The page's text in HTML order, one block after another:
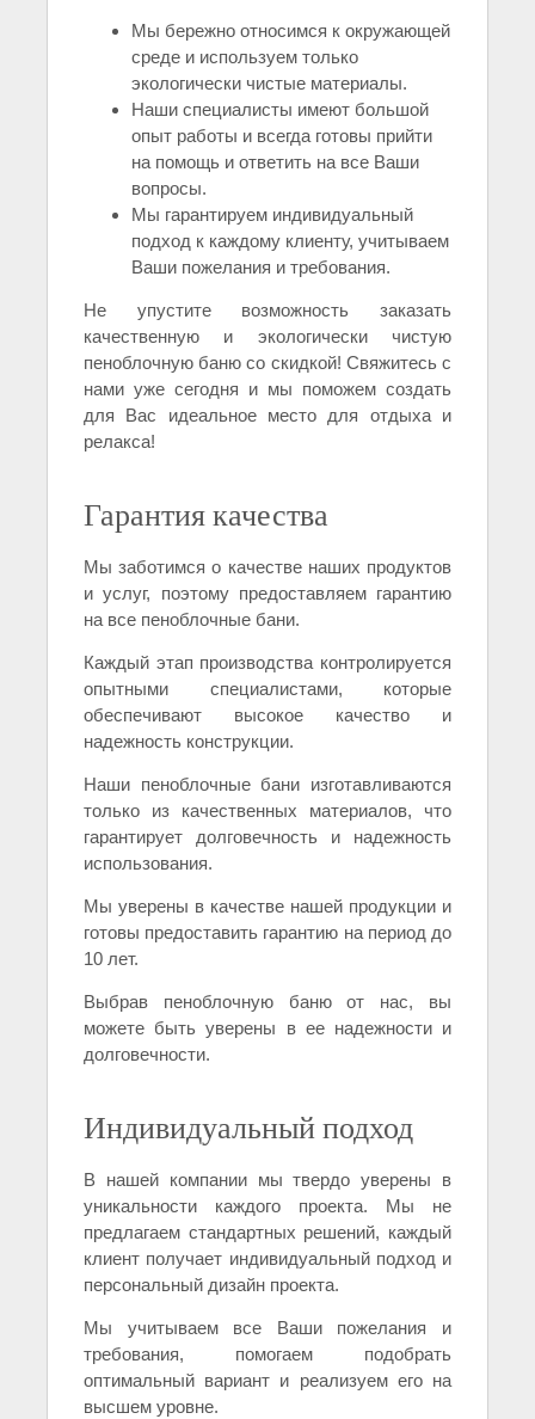
Мы бережно относимся к окружающей
среде и используем только
экологически чистые материалы.
Наши специалисты имеют большой
опыт работы и всегда готовы прийти
на помощь и ответить на все Ваши
вопросы.
Мы гарантируем индивидуальный
подход к каждому клиенту, учитываем
Ваши пожелания и требования.
Не упустите возможность заказать
качественную и экологически чистую
пеноблочную баню со скидкой! Свяжитесь с
нами уже сегодня и мы поможем создать
для Вас идеальное место для отдыха и
релакса!
Гарантия качества
Мы заботимся о качестве наших продуктов
и услуг, поэтому предоставляем гарантию
на все пеноблочные бани.
Каждый этап производства контролируется
опытными специалистами, которые
обеспечивают высокое качество и
надежность конструкции.
Наши пеноблочные бани изготавливаются
только из качественных материалов, что
гарантирует долговечность и надежность
использования.
Мы уверены в качестве нашей продукции и
готовы предоставить гарантию на период до
10 лет.
Выбрав пеноблочную баню от нас, вы
можете быть уверены в ее надежности и
долговечности.
Индивидуальный подход
В нашей компании мы твердо уверены в
уникальности каждого проекта. Мы не
предлагаем стандартных решений, каждый
клиент получает индивидуальный подход и
персональный дизайн проекта.
Мы учитываем все Ваши пожелания и
требования, помогаем подобрать
оптимальный вариант и реализуем его на
высшем уровне.